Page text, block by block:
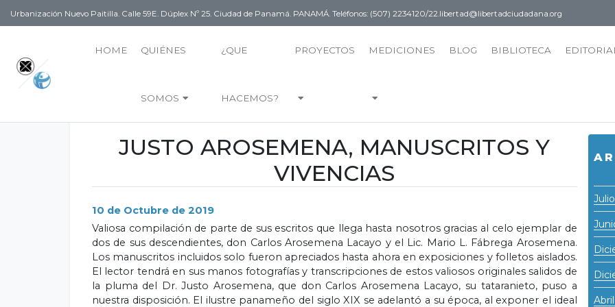
Urbanización Nuevo Paitilla. Calle 59E. Dúplex Nº 25. Ciudad de Panamá. PANAMÁ. Teléfonos: (507) 2234120/22. libertad@libertadciudadana.org
HOME QUIÉNES
SOMOS
¿QUE
HACEMOS?
PROYECTOS MEDICIONES BLOG BIBLIOTECA EDITORIAL
JUSTO AROSEMENA, MANUSCRITOS Y
VIVENCIAS
10 de Octubre de 2019
Valiosa compilación de parte de sus escritos que llega hasta nosotros gracias al celo ejemplar de
dos de sus descendientes, don Carlos Arosemena Lacayo y el Lic. Mario L. Fábrega Arosemena.
Los manuscritos incluidos solo fueron apreciados hasta ahora en exposiciones y folletos aislados.
El lector tendrá en sus manos fotografías y transcripciones de estos valiosos originales salidos de
la pluma del Dr. Justo Arosemena, que don Carlos Arosemena Lacayo, su tataranieto, puso a
nuestra disposición. El ilustre panameño del siglo XIX se adelantó a su época, al exponer el ideal